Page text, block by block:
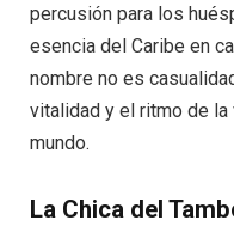
percusión para los
esencia del Caribe en
nombre no es
vitalidad y el ritmo de
mundo.
La Chica del